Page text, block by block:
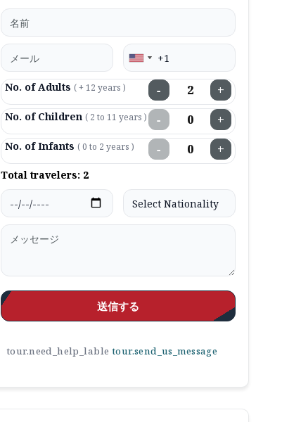
No. of Adults ( + 12 years ) − +
No. of Children ( 2 to 11 years ) − +
No. of Infants ( 0 to 2 years ) − +
Total travelers: 2
送信する
tour.need_help_lable tour.send_us_message